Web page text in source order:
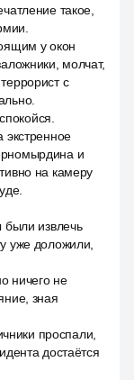
такое,
у окон
молчат,
с
экстренное
и
на камеру
были извлечь
уже доложили,
ничего не
зная
проспали,
достаётся